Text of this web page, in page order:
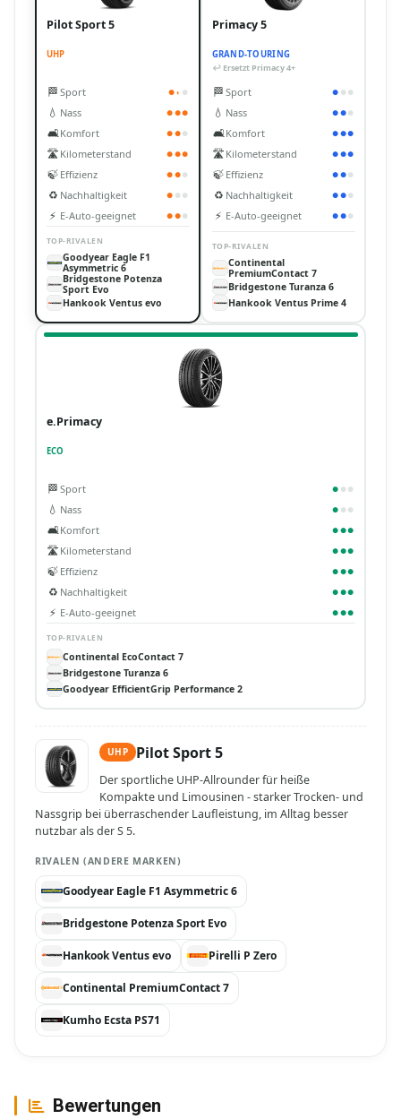
Pilot Sport 5
UHP
🏁 Sport ●◐ ●
💧 Nass ●●●
🛋️Komfort ●●●
🛣️ Kilometerstand ●●●
🍃 Effizienz ●●●
♻️ Nachhaltigkeit ● ● ●
⚡ E-Auto-geeignet ●●●
TOP-RIVALEN
Goodyear Eagle F1
Asymmetric 6
Bridgestone Potenza
Sport Evo
Hankook Ventus evo
Primacy 5
GRAND-TOURING
↩ Ersetzt Primacy 4+
🏁 Sport ● ● ●
💧 Nass ●●●
🛋️Komfort ●●●
🛣️ Kilometerstand ●●●
🍃 Effizienz ●●●
♻️ Nachhaltigkeit ●●●
⚡ E-Auto-geeignet ●●●
TOP-RIVALEN
Continental
PremiumContact 7
Bridgestone Turanza 6
Hankook Ventus Prime 4
e.Primacy
ECO
🏁 Sport ● ● ●
💧 Nass ● ● ●
🛋️Komfort ●●●
🛣️ Kilometerstand ●●●
🍃 Effizienz ●●●
♻️ Nachhaltigkeit ●●●
⚡ E-Auto-geeignet ●●●
TOP-RIVALEN
Continental EcoContact 7
Bridgestone Turanza 6
Goodyear EfficientGrip Performance 2
UHP Pilot Sport 5
Der sportliche UHP-Allrounder für heiße
Kompakte und Limousinen - starker Trocken- und
Nassgrip bei überraschender Laufleistung, im Alltag besser
nutzbar als der S 5.
RIVALEN (ANDERE MARKEN)
Goodyear Eagle F1 Asymmetric 6
Bridgestone Potenza Sport Evo
Hankook Ventus evo Pirelli P Zero
Continental PremiumContact 7
Kumho Ecsta PS71
Bewertungen